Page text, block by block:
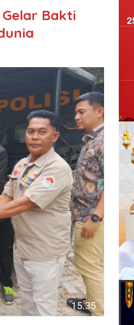
Bakti